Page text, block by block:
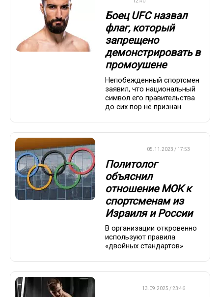
Боец UFC назвал
флаг, который
запрещено
демонстрировать в
промоушене
Непобежденный спортсмен
заявил, что национальный
символ его правительства
до сих пор не признан
05.11.2023 / 17:53
Политолог
объяснил
отношение МОК к
спортсменам из
Израиля и России
В организации откровенно
используют правила
«двойных стандартов»
13.09.2025 / 23:46